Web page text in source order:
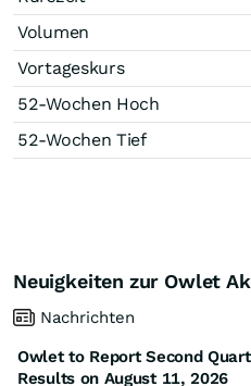
Volumen
Vortageskurs
52-Wochen Hoch
52-Wochen Tief
Neuigkeiten zur Owlet
Nachrichten
Owlet to Report Second
Results on August 11, 2026